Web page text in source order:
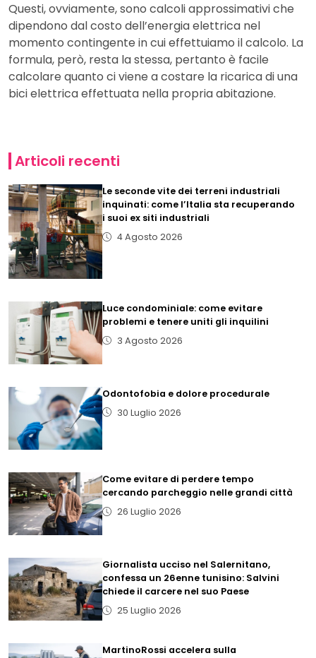
Questi, ovviamente, sono calcoli approssimativi che
dipendono dal costo dell’energia elettrica nel
momento contingente in cui effettuiamo il calcolo. La
formula, però, resta la stessa, pertanto è facile
calcolare quanto ci viene a costare la ricarica di una
bici elettrica effettuata nella propria abitazione.
Articoli recenti
Le seconde vite dei terreni industriali
inquinati: come l’Italia sta recuperando
i suoi ex siti industriali
4 Agosto 2026
Luce condominiale: come evitare
problemi e tenere uniti gli inquilini
3 Agosto 2026
Odontofobia e dolore procedurale
30 Luglio 2026
Come evitare di perdere tempo
cercando parcheggio nelle grandi città
26 Luglio 2026
Giornalista ucciso nel Salernitano,
confessa un 26enne tunisino: Salvini
chiede il carcere nel suo Paese
25 Luglio 2026
MartinoRossi accelera sulla